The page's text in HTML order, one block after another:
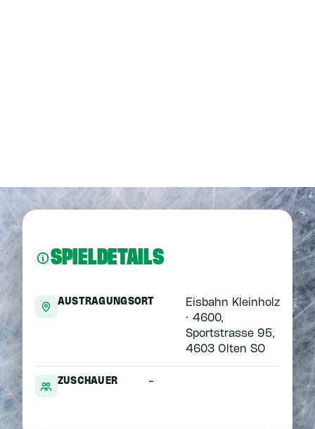
SPIELDETAILS
AUSTRAGUNGSORT
Eisbahn Kleinholz
· 4600,
Sportstrasse 95,
4603 Olten SO
ZUSCHAUER -